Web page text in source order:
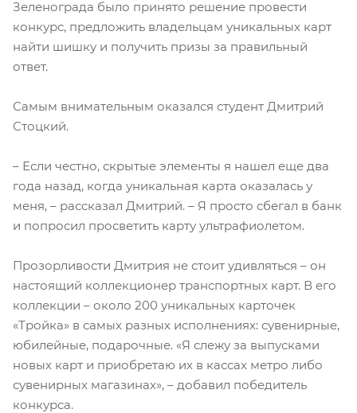
Зеленограда было принято решение провести
конкурс, предложить владельцам уникальных карт
найти шишку и получить призы за правильный
ответ.
Самым внимательным оказался студент Дмитрий
Стоцкий.
– Если честно, скрытые элементы я нашел еще два
года назад, когда уникальная карта оказалась у
меня, – рассказал Дмитрий. – Я просто сбегал в банк
и попросил просветить карту ультрафиолетом.
Прозорливости Дмитрия не стоит удивляться – он
настоящий коллекционер транспортных карт. В его
коллекции – около 200 уникальных карточек
«Тройка» в самых разных исполнениях: сувенирные,
юбилейные, подарочные. «Я слежу за выпусками
новых карт и приобретаю их в кассах метро либо
сувенирных магазинах», – добавил победитель
конкурса.